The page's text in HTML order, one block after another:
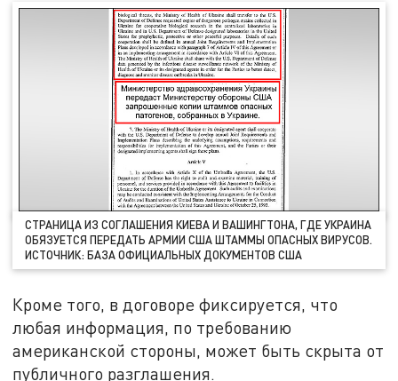
СТРАНИЦА ИЗ СОГЛАШЕНИЯ КИЕВА И ВАШИНГТОНА, ГДЕ УКРАИНА
ОБЯЗУЕТСЯ ПЕРЕДАТЬ АРМИИ США ШТАММЫ ОПАСНЫХ ВИРУСОВ.
ИСТОЧНИК: БАЗА ОФИЦИАЛЬНЫХ ДОКУМЕНТОВ США
Кроме того, в договоре фиксируется, что
любая информация, по требованию
американской стороны, может быть скрыта от
публичного разглашения.